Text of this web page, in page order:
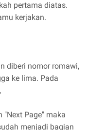
pertama diatas.
kerjakan.
diberi nomor romawi,
ke lima. Pada
"Next Page" maka
menjadi bagian